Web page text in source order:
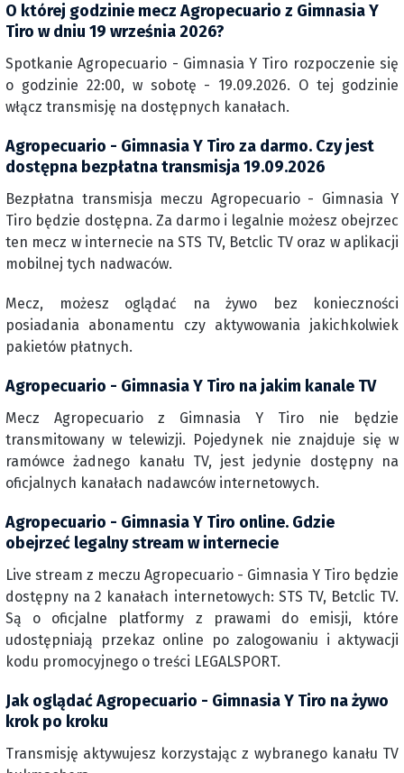
O której godzinie mecz Agropecuario z Gimnasia Y
Tiro w dniu 19 września 2026?
Spotkanie Agropecuario - Gimnasia Y Tiro rozpoczenie się
o godzinie 22:00, w sobotę - 19.09.2026. O tej godzinie
włącz transmisję na dostępnych kanałach.
Agropecuario - Gimnasia Y Tiro za darmo. Czy jest
dostępna bezpłatna transmisja 19.09.2026
Bezpłatna transmisja meczu Agropecuario - Gimnasia Y
Tiro będzie dostępna. Za darmo i legalnie możesz obejrzec
ten mecz w internecie na STS TV, Betclic TV oraz w aplikacji
mobilnej tych nadwaców.
Mecz, możesz oglądać na żywo bez konieczności
posiadania abonamentu czy aktywowania jakichkolwiek
pakietów płatnych.
Agropecuario - Gimnasia Y Tiro na jakim kanale TV
Mecz Agropecuario z Gimnasia Y Tiro nie będzie
transmitowany w telewizji. Pojedynek nie znajduje się w
ramówce żadnego kanału TV, jest jedynie dostępny na
oficjalnych kanałach nadawców internetowych.
Agropecuario - Gimnasia Y Tiro online. Gdzie
obejrzeć legalny stream w internecie
Live stream z meczu Agropecuario - Gimnasia Y Tiro będzie
dostępny na 2 kanałach internetowych: STS TV, Betclic TV.
Są o oficjalne platformy z prawami do emisji, które
udostępniają przekaz online po zalogowaniu i aktywacji
kodu promocyjnego o treści LEGALSPORT.
Jak oglądać Agropecuario - Gimnasia Y Tiro na żywo
krok po kroku
Transmisję aktywujesz korzystając z wybranego kanału TV